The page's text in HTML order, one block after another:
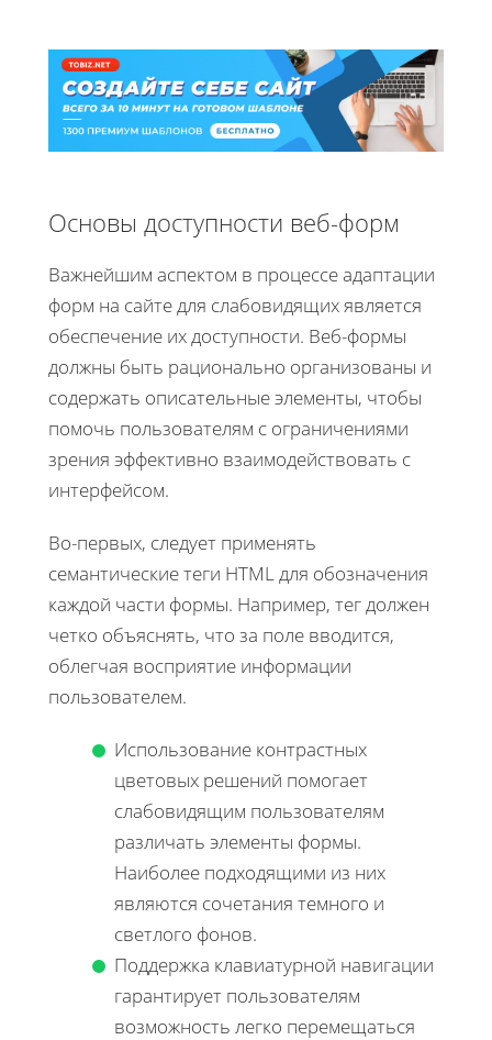
Основы доступности веб-форм
Важнейшим аспектом в процессе адаптации
форм на сайте для слабовидящих является
обеспечение их доступности. Веб-формы
должны быть рационально организованы и
содержать описательные элементы, чтобы
помочь пользователям с ограничениями
зрения эффективно взаимодействовать с
интерфейсом.
Во-первых, следует применять
семантические теги HTML для обозначения
каждой части формы. Например, тегдолжен
четко объяснять, что за поле вводится,
облегчая восприятие информации
пользователем.
Использование контрастных
цветовых решений помогает
слабовидящим пользователям
различать элементы формы.
Наиболее подходящими из них
являются сочетания темного и
светлого фонов.
Поддержка клавиатурной навигации
гарантирует пользователям
возможность легко перемещаться